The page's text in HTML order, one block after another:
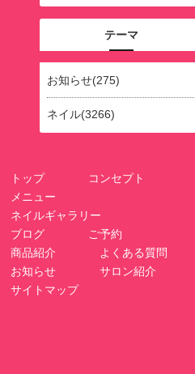
テーマ
お知らせ(275)
ネイル(3266)
トップ
コンセプト
メニュー
ネイルギャラリー
ブログ
ご予約
商品紹介
よくある質問
お知らせ
サロン紹介
サイトマップ